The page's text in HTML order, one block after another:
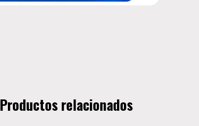
Productos relacionados